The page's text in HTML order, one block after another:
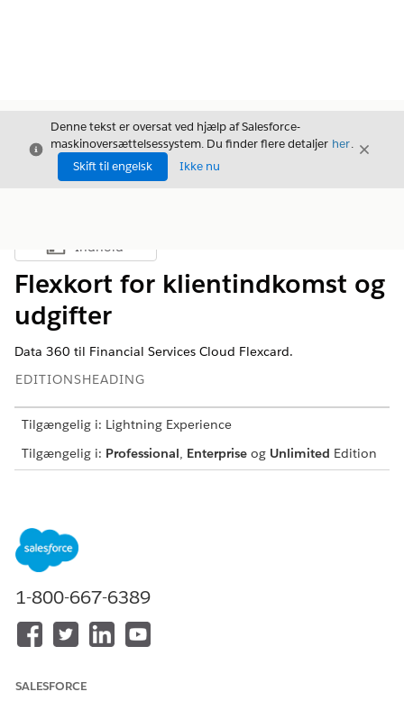
Luk
Denne tekst er oversat ved hjælp af Salesforce-
maskinoversættelsessystem. Du finder flere detaljer her.
Skift til engelsk
Ikke nu
Luk
Vis indholdsfortegnelse
Indhold
Flexkort for klientindkomst og
udgifter
Data 360 til Financial Services Cloud Flexcard.
EDITIONSHEADING
Tilgængelig i: Lightning Experience
Tilgængelig i: Professional, Enterprise og Unlimited Edition
Vis månedlig indtjening og udgifter for den valgte tidsramme
og et sammendrag af indtjening og udgifter for den valgte
tidsramme. Dette er Flex Card på topniveau, som kan føjes til
Integration Procedure
Opkald: FSCDataCloud_RetrieveIncomeExpenseData
1-800-667-6389
SALESFORCE